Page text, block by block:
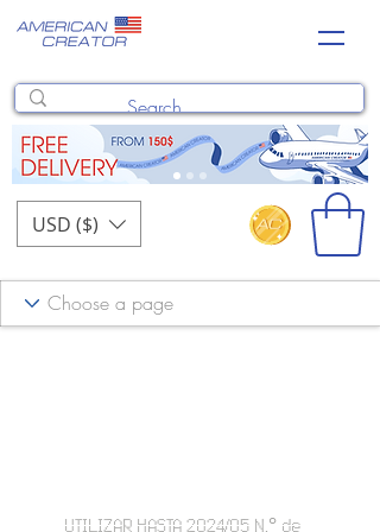
USD ($)
UTILIZAR HASTA 2024/05 N.° de